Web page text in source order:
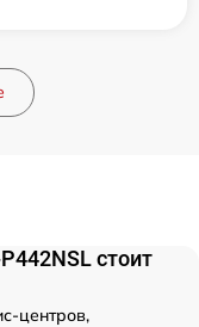
стоит
центров,